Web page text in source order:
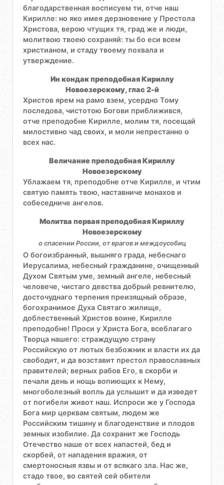
благодарственная восписуем ти, отче наш
Кирилле: но яко имея дерзновение у Престола
Христова, верою чтущих тя, град же и люди,
молитвою твоею сохраняй: ты бо еси всем
христианом, и стаду твоему похвала и
утверждение.
Ин кондак преподобная Кириллу
Новоезерскому, глас 2-й
Христов ярем на рамо взем, усердно Тому
последова, чистотою Богови приближився,
отче преподобне Кирилле, молим тя, посещай
милостивно чад своих, и моли непрестанно о
всех нас.
Величание преподобная Кириллу
Новоезерскому
Ублажаем тя, преподобне отче Кирилле, и чтим
святую память твою, наставниче монахов и
собеседниче ангелов.
Молитва первая преподобная Кириллу
Новоезерскому
о спасении России, от врагов и междоусобиц
О богоизбранный, вышняго града, небеснаго
Иерусалима, небесный гражданине, очищенный
Духом Святым уме, земный ангеле, небесный
человече, чистаго девства добрый ревнителю,
досточуднаго терпения преизящный образе,
богохранимое Духа Святаго жилище,
доблественный Христов воине, Кирилле
преподобне! Проси у Христа Бога, всеблагаго
Творца нашего: страждущую страну
Российскую от лютых безбожник и власти их да
свободит, и да возставит престол православных
правителей; верных рабов Его, в скорби и
печали день и нощь вопиющих к Нему,
многоболезный вопль да услышит и да изведет
от погибели живот наш. Испроси же у Господа
Бога мир церквам святым, людем же
Российским тишину и благоденствие и плодов
земных изобилие. Да сохранит же Господь
Отечество наше от всех напастей, бед и
скорбей, от нападения вражия, от
смертоносныя язвы и от всякаго зла. Нас же,
стадо твое, во святей сей обители